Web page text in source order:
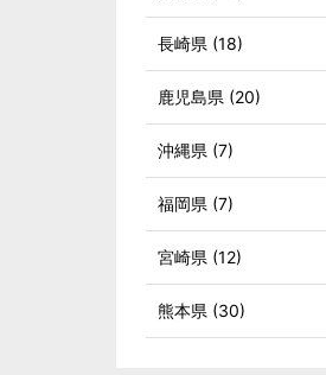
長崎県 (18)
鹿児島県 (20)
沖縄県 (7)
福岡県 (7)
宮崎県 (12)
熊本県 (30)